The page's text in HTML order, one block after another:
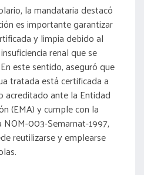
la mandataria destacó
es importante garantizar
y limpia debido al
renal que se
este sentido, aseguró que
tratada está certificada a
acreditado ante la Entidad
(EMA) y cumple con la
003-Semarnat-1997,
reutilizarse y emplearse